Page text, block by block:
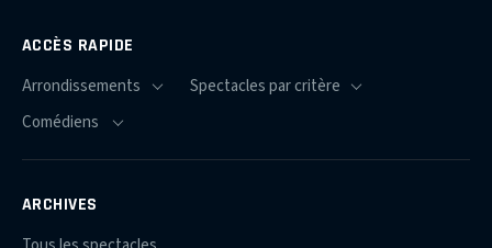
ACCÈS RAPIDE
ARCHIVES